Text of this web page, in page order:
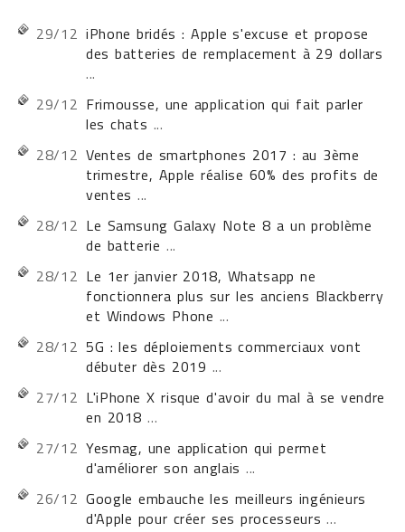
29/12 iPhone bridés : Apple s'excuse et propose
des batteries de remplacement à 29 dollars
...
29/12 Frimousse, une application qui fait parler
les chats ...
28/12 Ventes de smartphones 2017 : au 3ème
trimestre, Apple réalise 60% des profits de
ventes ...
28/12 Le Samsung Galaxy Note 8 a un problème
de batterie ...
28/12 Le 1er janvier 2018, Whatsapp ne
fonctionnera plus sur les anciens Blackberry
et Windows Phone ...
28/12 5G : les déploiements commerciaux vont
débuter dès 2019 ...
27/12 L'iPhone X risque d'avoir du mal à se vendre
en 2018 ...
27/12 Yesmag, une application qui permet
d'améliorer son anglais ...
26/12 Google embauche les meilleurs ingénieurs
d'Apple pour créer ses processeurs ...